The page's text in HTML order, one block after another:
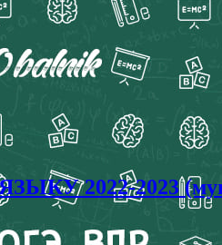
2022-2023